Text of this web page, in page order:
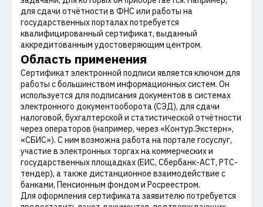
для сдачи отчётности в ФНС или работы на
государственных порталах потребуется
квалифицированный сертификат, выданный
аккредитованным удостоверяющим центром.
Область применения
Сертификат электронной подписи является ключом для
работы с большинством информационных систем. Он
используется для подписания документов в системах
электронного документооборота (СЭД), для сдачи
налоговой, бухгалтерской и статистической отчётности
через операторов (например, через «Контур.Экстерн»,
«СБИС»). С ним возможна работа на портале госуслуг,
участие в электронных торгах на коммерческих и
государственных площадках (ЕИС, Сбербанк-АСТ, РТС-
тендер), а также дистанционное взаимодействие с
банками, Пенсионным фондом и Росреестром.
Для оформления сертификата заявителю потребуется